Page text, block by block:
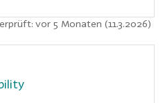
vor 5 Monaten (11.3.2026)